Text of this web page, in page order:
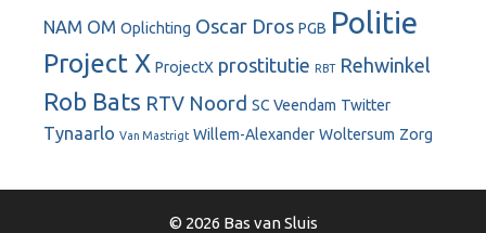
NAM OM Oplichting Oscar Dros PGB Politie
Project X ProjectX prostitutie RBT Rehwinkel
Rob Bats RTV Noord SC Veendam Twitter
Tynaarlo Van Mastrigt Willem-Alexander Woltersum Zorg
© 2026 Bas van Sluis